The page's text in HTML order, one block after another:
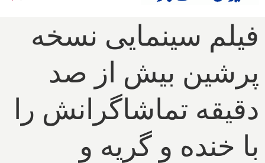
فیلم سینمایی نسخه
پرشین بیش از صد
دقیقه تماشاگرانش را
با خنده و گریه و